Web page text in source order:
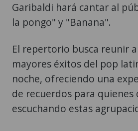
Garibaldi hará cantar al
la pongo" y "Banana".
El repertorio busca reunir
mayores éxitos del pop
noche, ofreciendo una
de recuerdos para quienes
escuchando estas